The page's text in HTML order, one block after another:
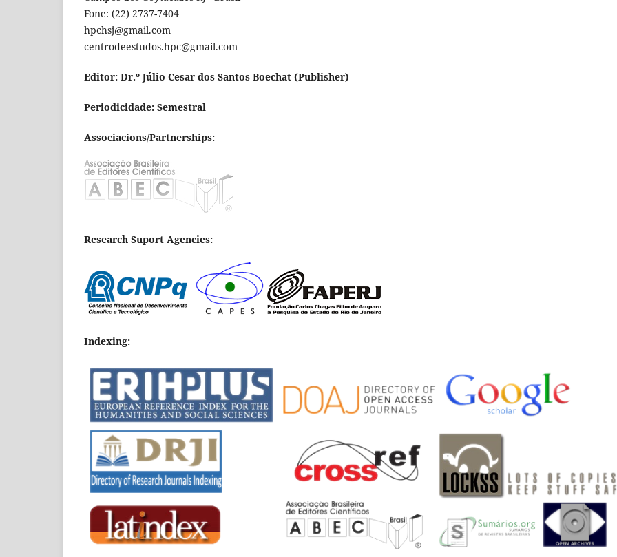
Fone: (22) 2737-7404
hpchsj@gmail.com
centrodeestudos.hpc@gmail.com
Editor: Dr.º Júlio Cesar dos Santos Boechat (Publisher)
Periodicidade: Semestral
Associacions/Partnerships:
Research Suport Agencies:
Indexing: